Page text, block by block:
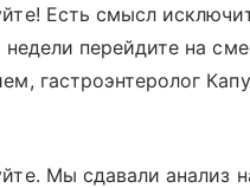
Есть смысл
недели перейдите на
гастроэнтеролог
Мы сдавали анализ